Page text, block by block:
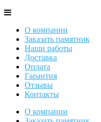
О компании
Заказать памятник
Наши работы
Доставка
Оплата
Гарантия
Отзывы
Контакты
О компании